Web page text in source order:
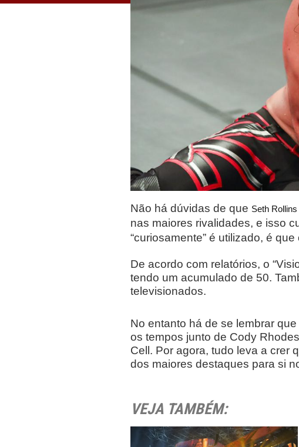
Não há dúvidas de que Seth Rollins
nas maiores rivalidades, e isso
“curiosamente” é utilizado, é
De acordo com relatórios, o
tendo um acumulado de 50.
televisionados.
No entanto há de se lembrar
os tempos junto de Cody
Cell. Por agora, tudo leva a crer
dos maiores destaques para si
VEJA TAMBÉM: